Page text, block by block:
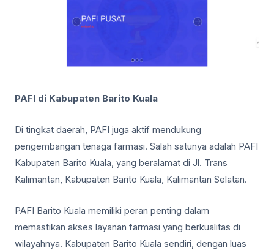
PAFI di Kabupaten Barito Kuala
Di tingkat daerah, PAFI juga aktif mendukung
pengembangan tenaga farmasi. Salah satunya adalah PAFI
Kabupaten Barito Kuala, yang beralamat di Jl. Trans
Kalimantan, Kabupaten Barito Kuala, Kalimantan Selatan.
PAFI Barito Kuala memiliki peran penting dalam
memastikan akses layanan farmasi yang berkualitas di
wilayahnya. Kabupaten Barito Kuala sendiri, dengan luas